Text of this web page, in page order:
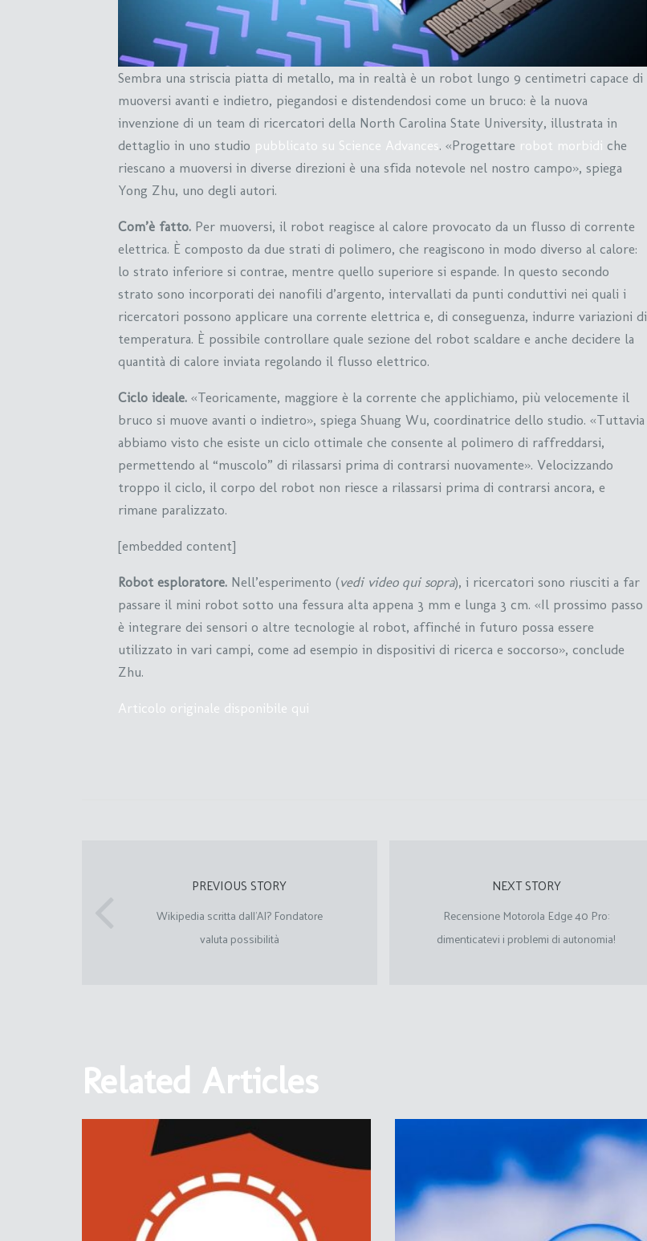
Sembra una striscia piatta di metallo, ma in realtà è un robot lungo 9 centimetri capace di
muoversi avanti e indietro, piegandosi e distendendosi come un bruco: è la nuova
invenzione di un team di ricercatori della North Carolina State University, illustrata in
dettaglio in uno studio pubblicato su Science Advances. «Progettare robot morbidi che
riescano a muoversi in diverse direzioni è una sfida notevole nel nostro campo», spiega
Yong Zhu, uno degli autori.
Com’è fatto. Per muoversi, il robot reagisce al calore provocato da un flusso di corrente
elettrica. È composto da due strati di polimero, che reagiscono in modo diverso al calore:
lo strato inferiore si contrae, mentre quello superiore si espande. In questo secondo
strato sono incorporati dei nanofili d’argento, intervallati da punti conduttivi nei quali i
ricercatori possono applicare una corrente elettrica e, di conseguenza, indurre variazioni di
temperatura. È possibile controllare quale sezione del robot scaldare e anche decidere la
quantità di calore inviata regolando il flusso elettrico.
Ciclo ideale. «Teoricamente, maggiore è la corrente che applichiamo, più velocemente il
bruco si muove avanti o indietro», spiega Shuang Wu, coordinatrice dello studio. «Tuttavia
abbiamo visto che esiste un ciclo ottimale che consente al polimero di raffreddarsi,
permettendo al “muscolo” di rilassarsi prima di contrarsi nuovamente». Velocizzando
troppo il ciclo, il corpo del robot non riesce a rilassarsi prima di contrarsi ancora, e
rimane paralizzato.
[embedded content]
Robot esploratore. Nell’esperimento (vedi video qui sopra), i ricercatori sono riusciti a far
passare il mini robot sotto una fessura alta appena 3 mm e lunga 3 cm. «Il prossimo passo
è integrare dei sensori o altre tecnologie al robot, affinché in futuro possa essere
utilizzato in vari campi, come ad esempio in dispositivi di ricerca e soccorso», conclude
Zhu.
Articolo originale disponibile qui
PREVIOUS STORY
Wikipedia scritta dall’AI? Fondatore
valuta possibilità
NEXT STORY
Recensione Motorola Edge 40 Pro:
dimenticatevi i problemi di autonomia!
Related Articles